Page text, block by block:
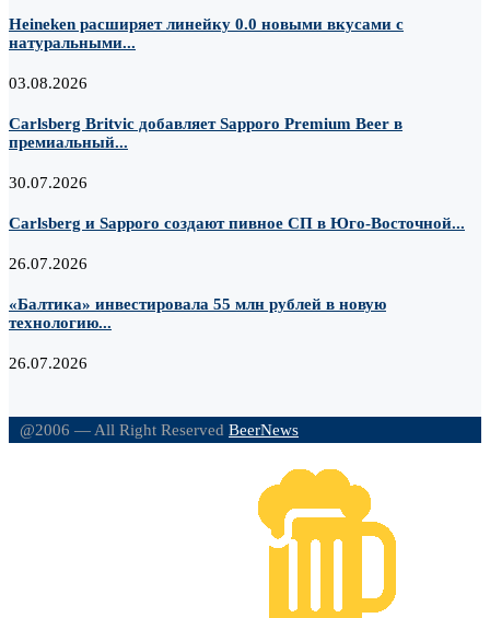
Heineken расширяет линейку 0.0 новыми вкусами с
натуральными...
03.08.2026
Carlsberg Britvic добавляет Sapporo Premium Beer в
премиальный...
30.07.2026
Carlsberg и Sapporo создают пивное СП в Юго-Восточной...
26.07.2026
«Балтика» инвестировала 55 млн рублей в новую
технологию...
26.07.2026
@2006 — All Right Reserved BeerNews